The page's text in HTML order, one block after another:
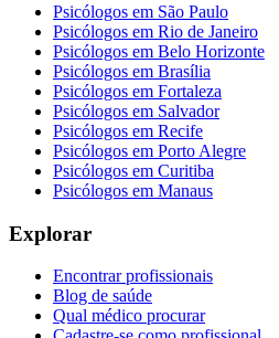
Psicólogos em São Paulo
Psicólogos em Rio de Janeiro
Psicólogos em Belo Horizonte
Psicólogos em Brasília
Psicólogos em Fortaleza
Psicólogos em Salvador
Psicólogos em Recife
Psicólogos em Porto Alegre
Psicólogos em Curitiba
Psicólogos em Manaus
Explorar
Encontrar profissionais
Blog de saúde
Qual médico procurar